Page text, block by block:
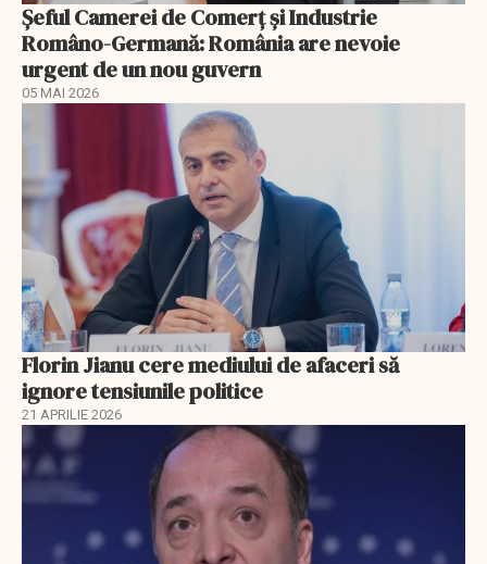
Șeful Camerei de Comerț și Industrie
Româno-Germană: România are nevoie
urgent de un nou guvern
05 MAI 2026
Florin Jianu cere mediului de afaceri să
ignore tensiunile politice
21 APRILIE 2026
EXCLUSIV